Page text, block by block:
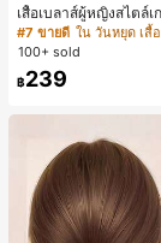
เสื้อเบลาส์ผู้หญิงสไตล์
ใบไม้ผลิ/ฤดูร้อนใหม่ ช
ะหรูหรา
#7 ขายดี ใน วันหยุด เสื้
100+ sold
฿239